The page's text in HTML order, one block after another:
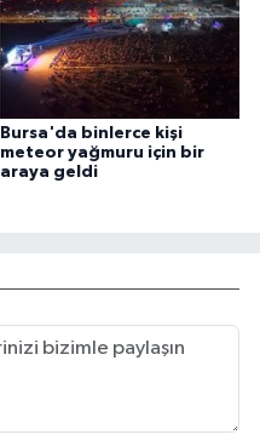
Bursa'da binlerce kişi
meteor yağmuru için bir
araya geldi